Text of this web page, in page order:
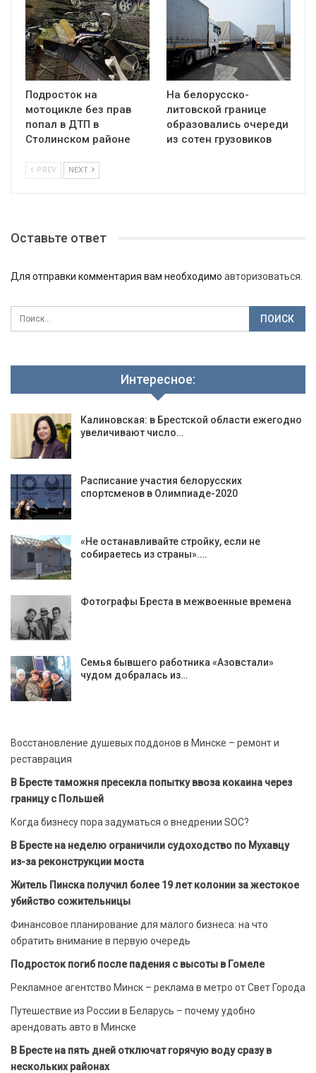
Подросток на
мотоцикле без прав
попал в ДТП в
Столинском районе
На белорусско-
литовской границе
образовались очереди
из сотен грузовиков
PREV NEXT
Оставьте ответ
Для отправки комментария вам необходимо авторизоваться.
Интересное:
Калиновская: в Брестской области ежегодно
увеличивают число…
Расписание участия белорусских
спортсменов в Олимпиаде-2020
«Не останавливайте стройку, если не
собираетесь из страны».…
Фотографы Бреста в межвоенные времена
Семья бывшего работника «Азовстали»
чудом добралась из…
Восстановление душевых поддонов в Минске – ремонт и
реставрация
В Бресте таможня пресекла попытку ввоза кокаина через
границу с Польшей
Когда бизнесу пора задуматься о внедрении SOC?
В Бресте на неделю ограничили судоходство по Мухавцу
из-за реконструкции моста
Житель Пинска получил более 19 лет колонии за жестокое
убийство сожительницы
Финансовое планирование для малого бизнеса: на что
обратить внимание в первую очередь
Подросток погиб после падения с высоты в Гомеле
Рекламное агентство Минск – реклама в метро от Свет Города
Путешествие из России в Беларусь – почему удобно
арендовать авто в Минске
В Бресте на пять дней отключат горячую воду сразу в
нескольких районах